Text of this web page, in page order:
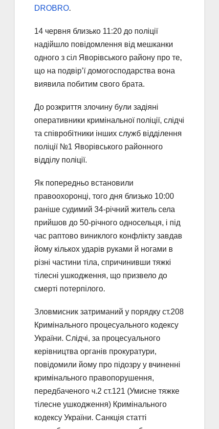
DROBRO.
14 червня близько 11:20 до поліції
надійшло повідомлення від мешканки
одного з сіл Яворівського району про те,
що на подвір’ї домогосподарства вона
виявила побитим свого брата.
До розкриття злочину були задіяні
оперативники кримінальної поліції, слідчі
та співробітники інших служб відділення
поліції №1 Яворівського районного
відділу поліції.
Як попередньо встановили
правоохоронці, того дня близько 10:00
раніше судимий 34-річний житель села
прийшов до 50-річного односельця, і під
час раптово виниклого конфлікту завдав
йому кількох ударів руками й ногами в
різні частини тіла, спричинивши тяжкі
тілесні ушкодження, що призвело до
смерті потерпілого.
Зловмисник затриманий у порядку ст.208
Кримінального процесуального кодексу
України. Слідчі, за процесуального
керівництва органів прокуратури,
повідомили йому про підозру у вчиненні
кримінального правопорушення,
передбаченого ч.2 ст.121 (Умисне тяжке
тілесне ушкодження) Кримінального
кодексу України. Санкція статті